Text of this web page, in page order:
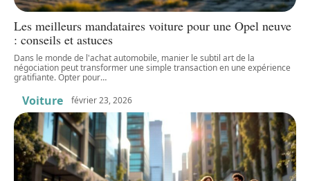
Les meilleurs mandataires voiture pour une Opel neuve
: conseils et astuces
Dans le monde de l'achat automobile, manier le subtil art de la
négociation peut transformer une simple transaction en une expérience
gratifiante. Opter pour…
Voiture février 23, 2026